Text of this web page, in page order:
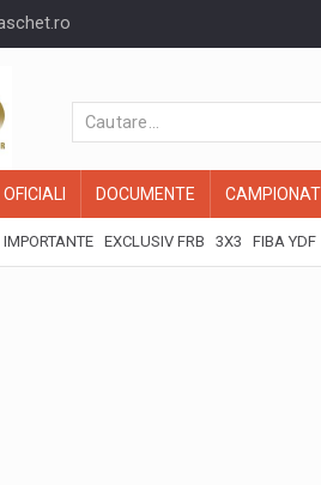
OFICIALI DOCUMENTE
EXCLUSIV FRB 3X3 FIBA YDF